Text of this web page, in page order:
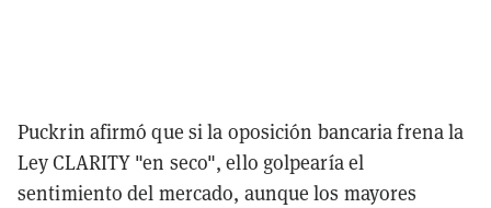
Puckrin afirmó que si la oposición bancaria frena la
Ley CLARITY "en seco", ello golpearía el
sentimiento del mercado, aunque los mayores